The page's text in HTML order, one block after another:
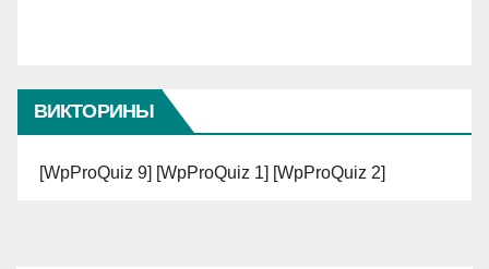
ВИКТОРИНЫ
[WpProQuiz 9] [WpProQuiz 1] [WpProQuiz 2]